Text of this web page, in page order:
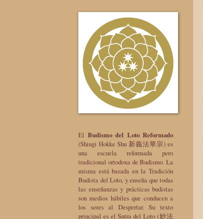
El Budismo del Loto Reformado
(Shingi Hokke Shu 新義法華宗) es
una escuela reformada pero
tradicional ortodoxa de Budismo. La
misma está basada en la Tradición
Budista del Loto, y enseña que todas
las enseñanzas y prácticas budistas
son medios hábiles que conducen a
los seres al Despertar. Su texto
principal es el Sutra del Loto (妙法